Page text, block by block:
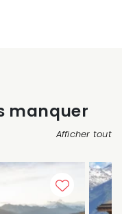
manquer
Afficher tout